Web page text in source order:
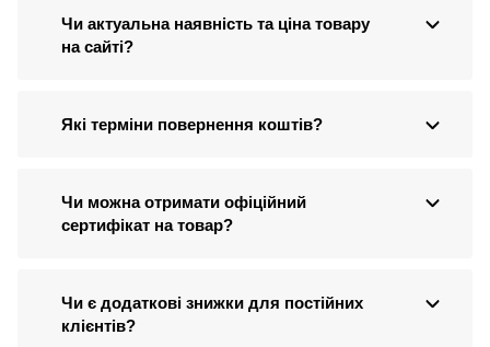
Чи актуальна наявність та ціна товару
на сайті?
Які терміни повернення коштів?
Чи можна отримати офіційний
сертифікат на товар?
Чи є додаткові знижки для постійних
клієнтів?